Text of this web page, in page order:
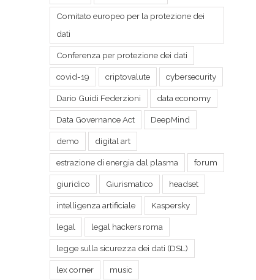
Comitato europeo per la protezione dei
dati
Conferenza per protezione dei dati
covid-19 criptovalute cybersecurity
Dario Guidi Federzioni data economy
Data Governance Act DeepMind
demo digital art
estrazione di energia dal plasma forum
giuridico Giurismatico headset
intelligenza artificiale Kaspersky
legal legal hackers roma
legge sulla sicurezza dei dati (DSL)
lex corner music